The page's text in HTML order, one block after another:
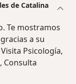
de Catalina
Te mostramos
a su
Psicología,
Consulta